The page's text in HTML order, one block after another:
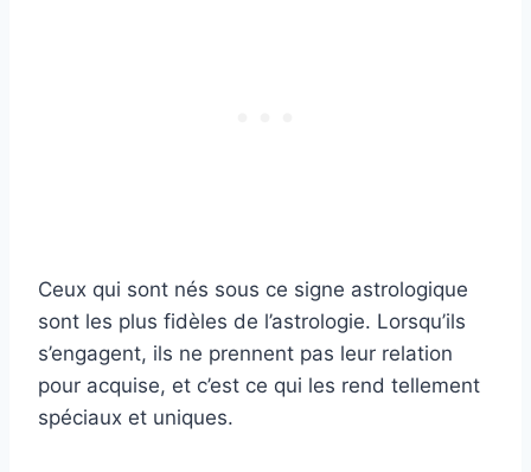
Ceux qui sont nés sous ce signe astrologique
sont les plus fidèles de l’astrologie. Lorsqu’ils
s’engagent, ils ne prennent pas leur relation
pour acquise, et c’est ce qui les rend tellement
spéciaux et uniques.